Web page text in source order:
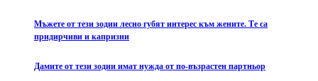
Мъжете от тези зодии лесно губят интерес към жените. Те са
придирчиви и капризни
Дамите от тези зодии имат нужда от по-възрастен партньор